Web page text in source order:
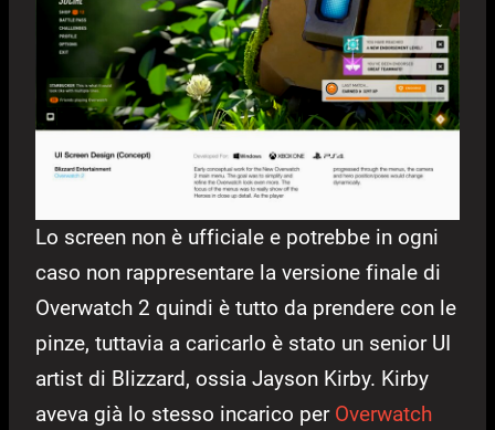
Lo screen non è ufficiale e potrebbe in ogni
caso non rappresentare la versione finale di
Overwatch 2 quindi è tutto da prendere con le
pinze, tuttavia a caricarlo è stato un senior UI
artist di Blizzard, ossia Jayson Kirby. Kirby
aveva già lo stesso incarico per Overwatch